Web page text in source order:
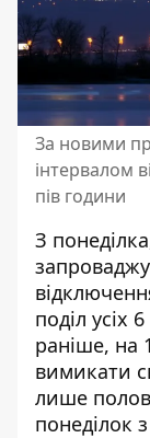
За новими
інтервалом
пів години
З
поділ усіх
раніше, на
вимикати
лише
понеділок